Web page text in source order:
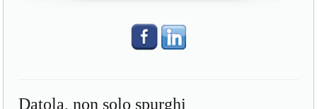
Datola, non solo spurghi